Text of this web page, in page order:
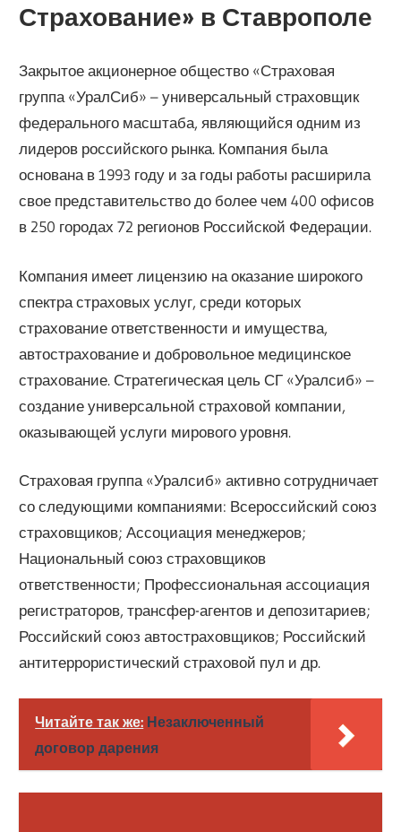
Страхование» в Ставрополе
Закрытое акционерное общество «Страховая
группа «УралСиб» – универсальный страховщик
федерального масштаба, являющийся одним из
лидеров российского рынка. Компания была
основана в 1993 году и за годы работы расширила
свое представительство до более чем 400 офисов
в 250 городах 72 регионов Российской Федерации.
Компания имеет лицензию на оказание широкого
спектра страховых услуг, среди которых
страхование ответственности и имущества,
автострахование и добровольное медицинское
страхование. Стратегическая цель СГ «Уралсиб» –
создание универсальной страховой компании,
оказывающей услуги мирового уровня.
Страховая группа «Уралсиб» активно сотрудничает
со следующими компаниями: Всероссийский союз
страховщиков; Ассоциация менеджеров;
Национальный союз страховщиков
ответственности; Профессиональная ассоциация
регистраторов, трансфер-агентов и депозитариев;
Российский союз автостраховщиков; Российский
антитеррористический страховой пул и др.
Читайте так же: Незаключенный
договор дарения